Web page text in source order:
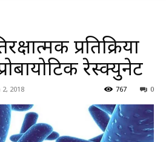
प्रतिक्रिया
रेस्क्युनेट
2018 0
767